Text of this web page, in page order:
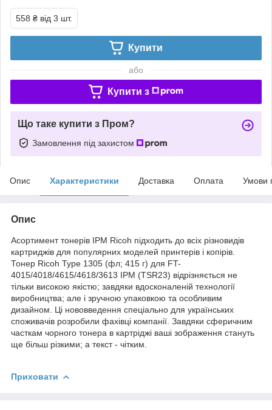
558 ₴ від 3 шт.
Купити
або
Купити з
Що таке купити з Пром?
Замовлення під захистом
Опис Характеристики Доставка Оплата Умови
Опис
Асортимент тонерів IPM Ricoh підходить до всіх різновидів
картриджів для популярних моделей принтерів і копірів.
Тонер Ricoh Type 1305 (фл; 415 г) для FT-
4015/4018/4615/4618/3613 IPM (TSR23) відрізняється не
тільки високою якістю; завдяки вдосконаленій технології
виробництва; але і зручною упаковкою та особливим
дизайном. Ці нововведення спеціально для українських
споживачів розробили фахівці компанії. Завдяки сферичним
часткам чорного тонера в картріджі ваші зображення стануть
ще більш різкими; а текст - чітким.
Приховати